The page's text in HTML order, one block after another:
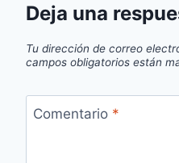
Deja una
Tu dirección de correo
campos obligatorios están
Comentario *